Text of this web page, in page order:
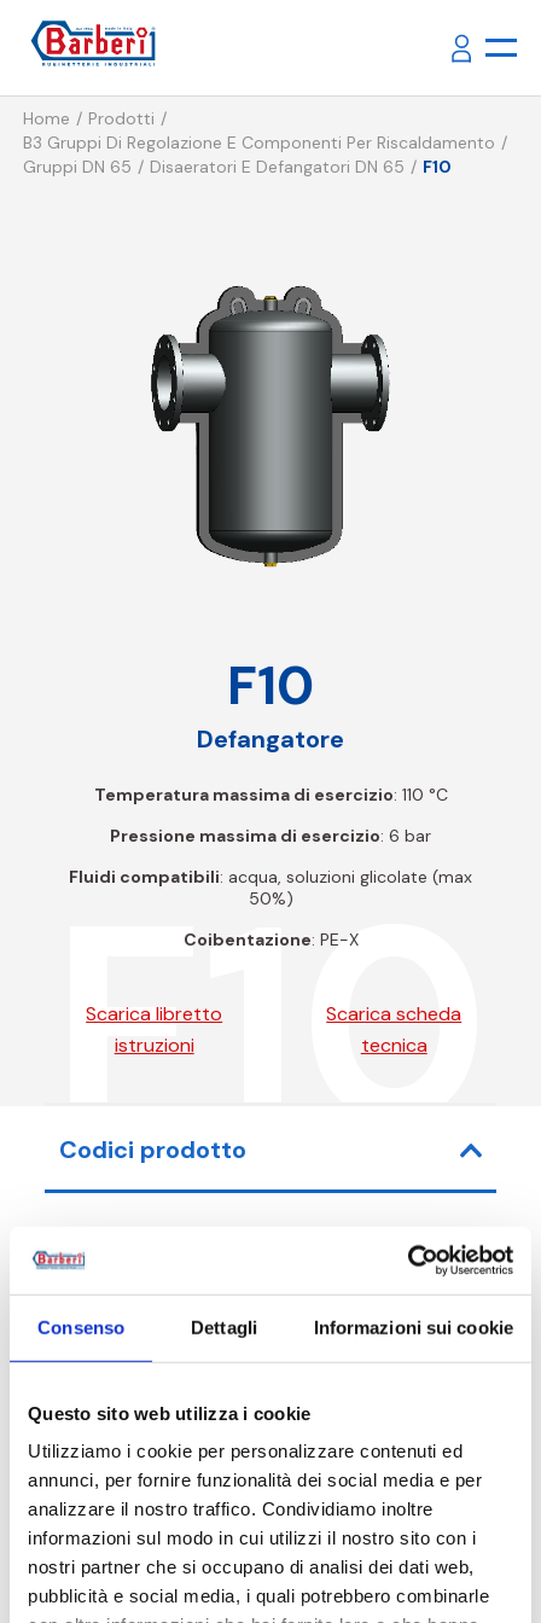
Consenso Dettagli Informazioni sui cookie
Questo sito web utilizza i cookie
Utilizziamo i cookie per personalizzare contenuti ed
annunci, per fornire funzionalità dei social media e per
analizzare il nostro traffico. Condividiamo inoltre
informazioni sul modo in cui utilizzi il nostro sito con i
nostri partner che si occupano di analisi dei dati web,
pubblicità e social media, i quali potrebbero combinarle
Home
Prodotti
B3 Gruppi Di Regolazione E Componenti Per Riscaldamento
Gruppi DN 65
Disaeratori E Defangatori DN 65 F10
F10
F10
Defangatore
Temperatura massima di esercizio: 110 °C
Pressione massima di esercizio: 6 bar
Fluidi compatibili: acqua, soluzioni glicolate (max
50%)
Coibentazione: PE-X
Scarica libretto
istruzioni
Scarica scheda
tecnica
Codici prodotto
Misura
Descrizione